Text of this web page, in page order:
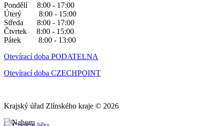
Pondělí 8:00 - 17:00
Úterý 8:00 - 15:00
Středa 8:00 - 17:00
Čtvrtek 8:00 - 15:00
Pátek 8:00 - 13:00
Otevírací doba PODATELNA
Otevírací doba CZECHPOINT
Krajský úřad Zlínského kraje © 2026